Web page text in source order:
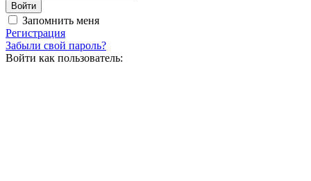
Запомнить меня
Регистрация
Забыли свой пароль?
Войти как пользователь: